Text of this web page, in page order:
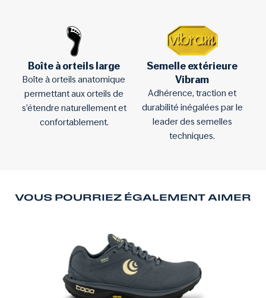
Boîte à orteils large
Boîte à orteils anatomique
permettant aux orteils de
s’étendre naturellement et
confortablement.
Semelle extérieure
Vibram
Adhérence, traction et
durabilité inégalées par le
leader des semelles
techniques.
VOUS POURRIEZ ÉGALEMENT AIMER